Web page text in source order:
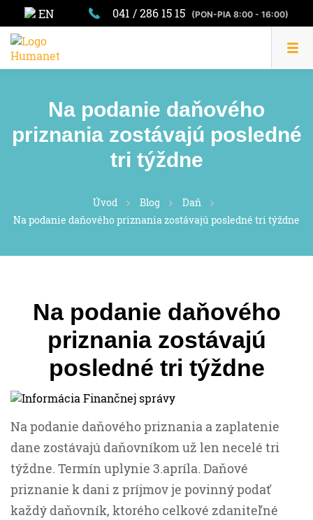
EN 041 / 286 15 15 (PON-PIA 8:00 - 16:00)
Na podanie daňového
priznania zostávajú posledné
tri týždne
Úvod Blog
Daň
Na podanie daňového priznania zostávajú posledné tri týždne
Na podanie daňového
priznania zostávajú
posledné tri týždne
Na podanie daňového priznania a zaplatenie
dane zostávajú daňovníkom už len necelé tri
týždne. Termín uplynie 3.apríla. Daňové
priznanie k dani z príjmov je povinný podať
každý daňovník, ktorého celkové zdaniteľné